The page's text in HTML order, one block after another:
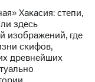
Хакасия: степи,
здесь
изображений, где
скифов,
древнейших